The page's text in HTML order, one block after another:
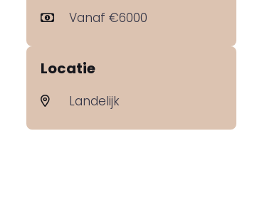
Vanaf €6000
Locatie
Landelijk